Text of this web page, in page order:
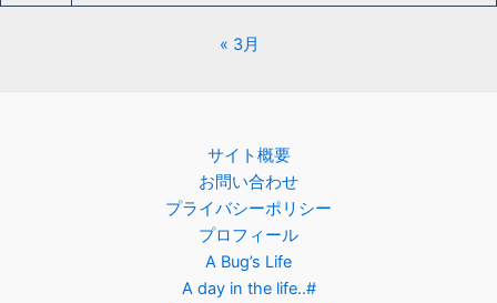
« 3月
サイト概要
お問い合わせ
プライバシーポリシー
プロフィール
A Bug’s Life
A day in the life..#